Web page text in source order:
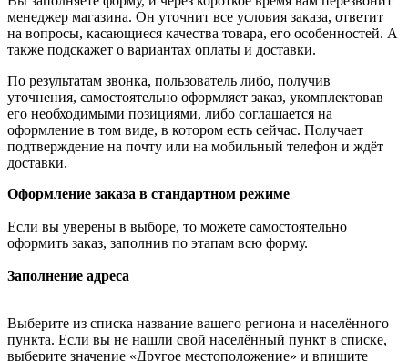
менеджер магазина. Он уточнит все условия заказа, ответит
на вопросы, касающиеся качества товара, его особенностей. А
также подскажет о вариантах оплаты и доставки.
По результатам звонка, пользователь либо, получив
уточнения, самостоятельно оформляет заказ, укомплектовав
его необходимыми позициями, либо соглашается на
оформление в том виде, в котором есть сейчас. Получает
подтверждение на почту или на мобильный телефон и ждёт
доставки.
Оформление заказа в стандартном режиме
Если вы уверены в выборе, то можете самостоятельно
оформить заказ, заполнив по этапам всю форму.
Заполнение адреса
Выберите из списка название вашего региона и населённого
пункта. Если вы не нашли свой населённый пункт в списке,
выберите значение «Другое местоположение» и впишите